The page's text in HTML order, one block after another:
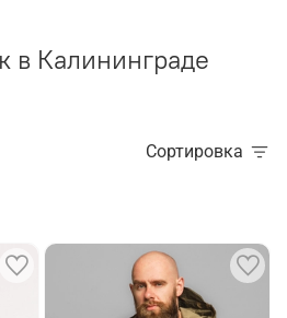
в Калининграде
Сортировка